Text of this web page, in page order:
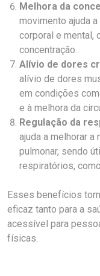
Melhora da
movimento ajuda
corporal e mental,
concentração.
Alívio de dores
alívio de dores
em condições
e à melhora da
Regulação da
ajuda a melhorar a
pulmonar, sendo
respiratórios,
Esses benefícios
eficaz tanto para a
acessível para
físicas.